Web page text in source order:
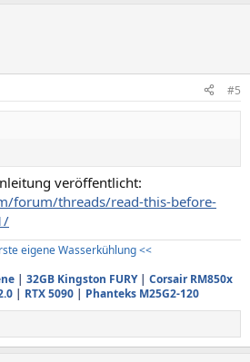
#5
veröffentlicht:
forum/threads/read-this-before-
eigene Wasserkühlung <<
| 32GB Kingston FURY| Corsair RM850x
| RTX 5090| Phanteks M25G2-120